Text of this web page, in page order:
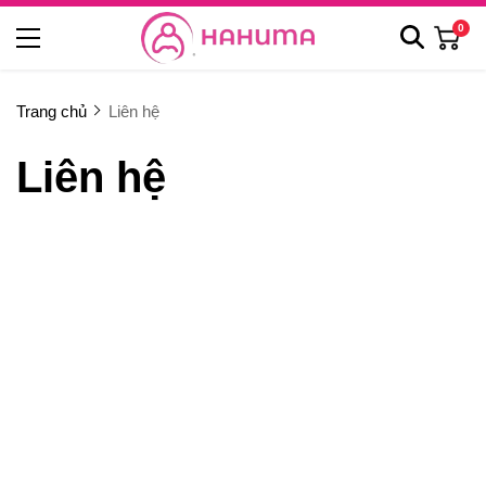
0
Trang chủ Liên hệ
Liên hệ